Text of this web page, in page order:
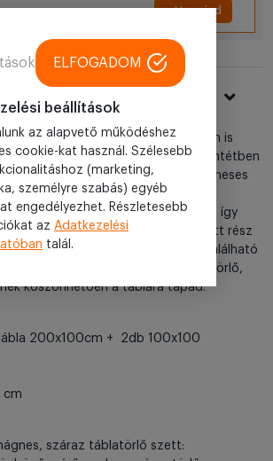
+ Hozzáad
csak oktatási célra, de irodákban is
A hagyományos táblákkal ellentétben
keletkezik krétapor sem. A mágneses
egyéb külső elemeket is
A tábla két oldala kihajtható, így
írható felületet kapunk. A kihajtott rész
írható. A csomagban megtalálható
színű marker és egy száraz törlő,
köszönhetően a táblára tapad.
200x100cm + 2db 100x100
cm
száraz táblatörlő szett:
beállítások
az alapvető működéshez
cookie-kat használ. Szélesebb
(marketing,
személyre szabás) egyéb
engedélyezhet. Részletesebb
az Adatkezelési
talál.
ELFOGADOM